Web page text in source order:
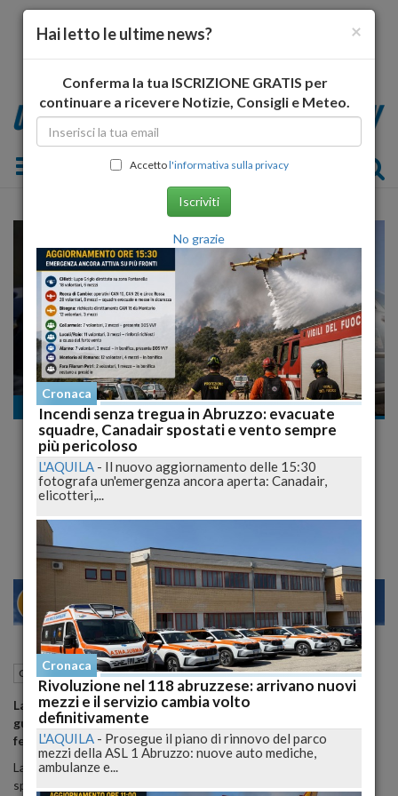
Toggle navigation
Cronaca
In stato di ebrezza, senza patente né
assicurazione fugge in moto all'alt dei Vigili.
Fermato
La folle corsa finisce contro un veicolo in sosta
MILANO 21 27
Cronaca Teramo (TE) 04 Giugno 2015 13:30
La pattuglia ha intimato l'alt perche' il conducente era alla
guida tenendo in mano il telefono cellulare ma non si e'
fermato.
La pattuglia lo ha inseguito rischiando piu' volte di essere
speronata, in questo caso il traffico intenso ha agevolato il fermo
×
Hai letto le ultime news?
Conferma la tua ISCRIZIONE GRATIS per
continuare a ricevere Notizie, Consigli e Meteo.
Accettol'informativa sulla privacy
Iscriviti
No grazie
Cronaca
Incendi senza tregua in Abruzzo: evacuate
squadre, Canadair spostati e vento sempre
più pericoloso
L'AQUILA - Il nuovo aggiornamento delle 15:30
fotografa un'emergenza ancora aperta: Canadair,
elicotteri,...
Cronaca
Rivoluzione nel 118 abruzzese: arrivano nuovi
mezzi e il servizio cambia volto
definitivamente
L'AQUILA - Prosegue il piano di rinnovo del parco
mezzi della ASL 1 Abruzzo: nuove auto mediche,
ambulanze e...